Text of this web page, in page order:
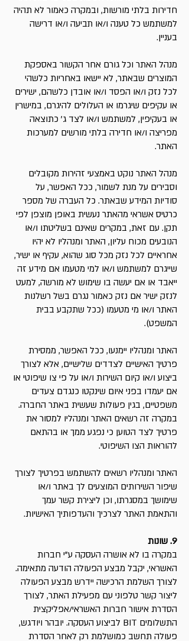
חדירות בלתי מורשות, ובמקרה כאמור לא תהיה
למשתמש כל טענה ו/או תביעה ו/או דרישה
בעניין.
מנהל האתר וכל גורם אחר הקשור באספקת
המוצרים שבאתר, לא יישאו באחריות כלשהי
לכל נזק ו/או הפסד ו/או אובדן כלשהם, ישירים
או עקיפים שיגרמו או העלולים להיגרם, במישרין
או בעקיפין, למשתמש ו/או לצד ג' כתוצאה
מפריצה ו/או חדירה בלתי מורשים למערכות
האתר.
מנהל האתר נוקט באמצעי זהירות מקובלים
וסבירים על מנת לשמור, ככל האפשר, על
סודיות המידע שבאתר. כל העברה של מספר
כרטיס אשראי מהאתר נעשית באופן מוצפן לפי
תקן. עם זאת, במקרים שאינם בשליטתו ו/או
הנובעים מכוח עליון, האתר ומנהליו לא יהיו
אחראיים לכל נזק מכל סוג שהוא, עקיף או ישיר,
שייגרם למשתמש ו/או למי מטעמו אם מידע זה
ייאבד או אם יעשה בו שימוש לא מורשה, למעט
לנזק ישיר אם נזק כאמור נגרם בשל רשלנות
האתר ו/או מי מטעמו (ככל שתקבע בבית
המשפט).
האתר ומנהליו יימנעו, ככל האפשר, ממסירת
פרטיך האישיים לצדדים שלישיים, אלא לצורך
ביצוע ו/או קיום השירות ו/או על פי צו שיפוטי או
אם יעמדו בפני איום שינקטו כנגדם צעדים
משפטיים, בגין פעולות שעשית באתר החברה.
במקרה זה רשאים האתר ומנהליו למסור את
פרטיך לצד הטוען כי נפגע ממך או בהתאם
להוראות הצו השיפוטי.
האתר ומנהליו רשאים להשתמש בפרטיך לצורך
שיפור השירותים המוצעים לך באתר ו/או
שימושך במסגרתו, וכן ליצירת קשר עמך
והתאמת האתר לצרכיך והעדפותיך האישיות.
9. שונות
במקרה בו לא אושרה העסקה ע"י חברות
האשראי, יקבל מבצע הפעולה הודעה מתאימה.
לצורך השלמת הרכישה יידרש מבצע הפעולה
ליצור קשר טלפוני עם מפעילת האתר, לצורך
הסדרת אישור חברות האשראי/אפליקצית
התשלומים BIT לביצוע העסקה. יובהר ויודגש,
פעולה תחשב כמושלמת רק לאחר הסדרת